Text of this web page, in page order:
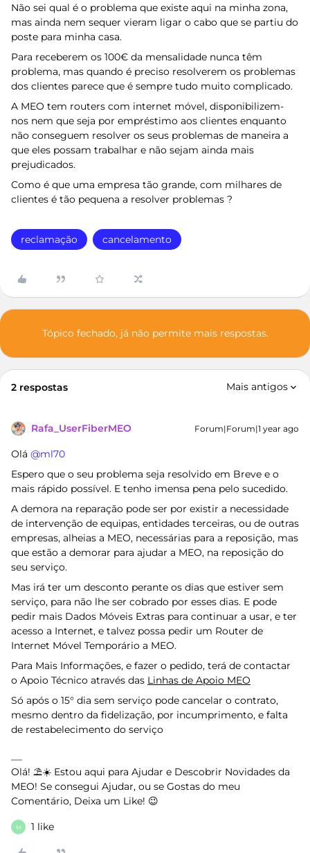
Não sei qual é o problema que existe aqui na minha zona,
mas ainda nem sequer vieram ligar o cabo que se partiu do
poste para minha casa.
Para receberem os 100€ da mensalidade nunca têm
problema, mas quando é preciso resolverem os problemas
dos clientes parece que é sempre tudo muito complicado.
A MEO tem routers com internet móvel, disponibilizem-
nos nem que seja por empréstimo aos clientes enquanto
não conseguem resolver os seus problemas de maneira a
que eles possam trabalhar e não sejam ainda mais
prejudicados.
Como é que uma empresa tão grande, com milhares de
clientes é tão pequena a resolver problemas ?
reclamação cancelamento
Tópico fechado, já não permite mais respostas.
2 respostas Mais antigos
Rafa_UserFiberMEO Forum|Forum|1 year ago
Olá ​ @ml70
Espero que o seu problema seja resolvido em Breve e o
mais rápido possível. E tenho imensa pena pelo sucedido.
A demora na reparação pode ser por existir a necessidade
de intervenção de equipas, entidades terceiras, ou de outras
empresas, alheias a MEO, necessárias para a reposição, mas
que estão a demorar para ajudar a MEO, na reposição do
seu serviço.
Mas irá ter um desconto perante os dias que estiver sem
serviço, para não lhe ser cobrado por esses dias. E pode
pedir mais Dados Móveis Extras para continuar a usar, e ter
acesso a Internet, e talvez possa pedir um Router de
Internet Móvel Temporário a MEO.
Para Mais Informações, e fazer o pedido, terá de contactar
o Apoio Técnico através das Linhas de Apoio MEO
Só após o 15° dia sem serviço pode cancelar o contrato,
mesmo dentro da fidelização, por incumprimento, e falta
de restabelecimento do serviço
Olá! ⛱️☀️ Estou aqui para Ajudar e Descobrir Novidades da
MEO! Se consegui Ajudar, ou se Gostas do meu
Comentário, Deixa um Like! 😉
M 1 like